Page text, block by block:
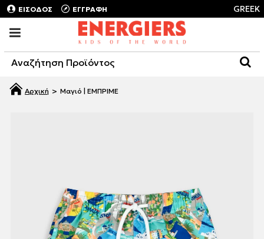
ΕΙΣΟΔΟΣ ΕΓΓΡΑΦΗ GREEK
Μαγιό | ΕΜΠΡΙΜΕ